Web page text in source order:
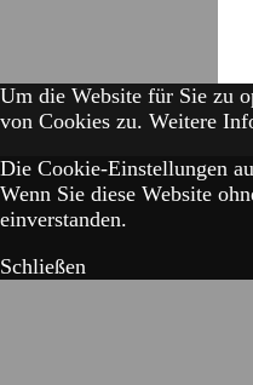
Um die Website für Sie zu
von Cookies zu. Weitere
Die Cookie-Einstellungen
Wenn Sie diese Website
einverstanden.
Schließen